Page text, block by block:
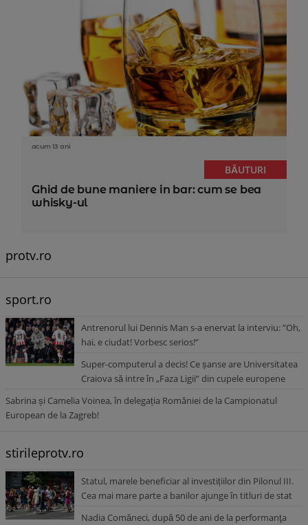
acum 13 ani
BĂUTURI
Ghid de bune maniere in bar: cum se bea
whisky-ul
protv.ro
sport.ro
Antrenorul lui Dennis Man s-a enervat la interviu: ”Oh,
hai, e ciudat! Vorbesc serios!”
Super-computerul a decis! Ce șanse are Universitatea
Craiova să intre în „Faza Ligii” din cupele europene
Sabrina și Camelia Voinea, în delegația României de la Campionatul
European de la Zagreb!
stirileprotv.ro
Statul, marele beneficiar al investițiilor din Pilonul III.
Cea mai mare parte a banilor ajunge în titluri de stat
Nadia Comăneci, după 50 de ani de la performanţa